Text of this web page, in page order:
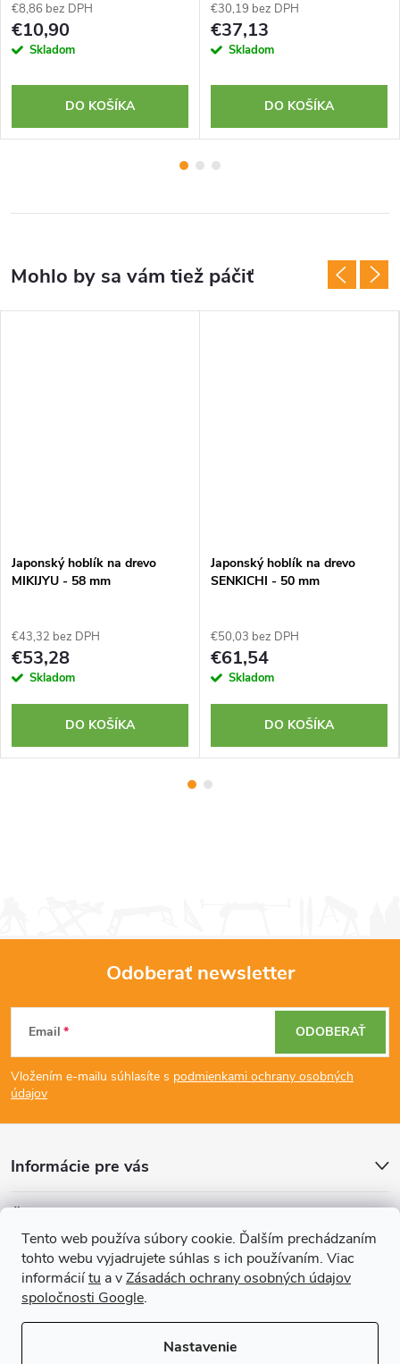
Tento web používa súbory cookie. Ďalším prechádzaním
tohto webu vyjadrujete súhlas s ich používaním. Viac
informáciítu a vZásadách ochrany osobných údajov
spoločnosti Google.
Nastavenie
€8,86 bez DPH
€10,90
Skladom
DO KOŠÍKA
€30,19 bez DPH
€37,13
Skladom
DO KOŠÍKA
Japonský hoblík na drevo
MIKIJYU - 58 mm
€43,32 bez DPH
€53,28
Skladom
DO KOŠÍKA
Japonský hoblík na drevo
SENKICHI - 50 mm
€50,03 bez DPH
€61,54
Skladom
DO KOŠÍKA
Z
á
p
ä
t
Odoberať newsletter
Email
Vložením e-mailu súhlasíte s podmienkami ochrany osobných
údajov
ODOBERAŤ
Informácie pre vás
Prijímame online platby